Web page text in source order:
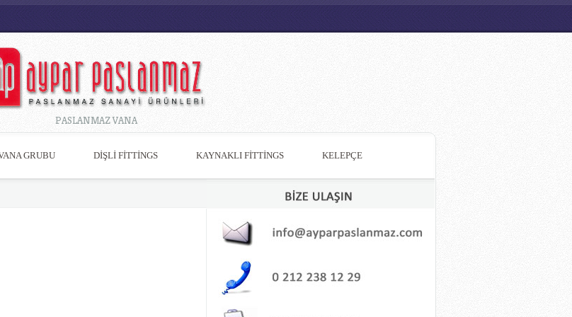
PASLANMAZ VANA
GRUBU DİŞLİ FİTTİNGS KAYNAKLI FİTTİNGS KELEPÇE